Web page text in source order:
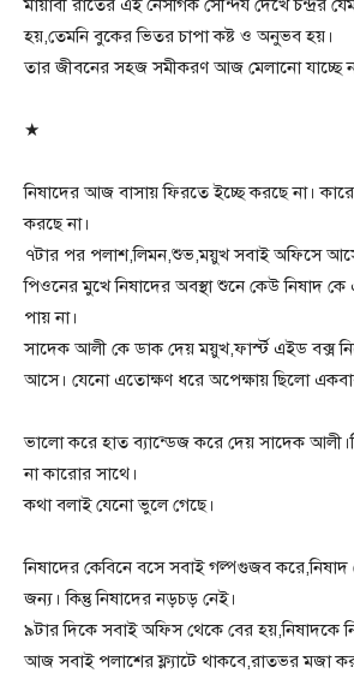
হয়,তেমনি বুকের ভিতর চাপা কষ্ট ও অনুভব হয়।
তার জীবনের সহজ সমীকরণ আজ মেলানো যাচ্ছে
★
নিষাদের আজ বাসায় ফিরতে ইচ্ছে করছে না।
করছে না।
৭টার পর পলাশ,লিমন,শুভ,ময়ুখ সবাই অফিসে
পিওনের মুখে নিষাদের অবস্থা শুনে কেউ নিষাদ
পায় না।
সাদেক আলী কে ডাক দেয় ময়ুখ,ফার্স্ট এইড বক্স
আসে। যেনো এতোক্ষণ ধরে অপেক্ষায় ছিলো
ভালো করে হাত ব্যান্ডেজ করে দেয় সাদেক
না কারোর সাথে।
কথা বলাই যেনো ভুলে গেছে।
নিষাদের কেবিনে বসে সবাই গল্পগুজব
জন্য। কিন্তু নিষাদের নড়চড় নেই।
৯টার দিকে সবাই অফিস থেকে বের হয়,নিষাদকে
আজ সবাই পলাশের ফ্ল্যাটে থাকবে,রাতভর মজা